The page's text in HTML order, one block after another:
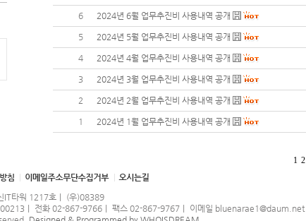
6 2024년 6월 업무추진비 사용내역 공개
5 2024년 5월 업무추진비 사용내역 공개
4 2024년 4월 업무추진비 사용내역 공개
3 2024년 3월 업무추진비 사용내역 공개
2 2024년 2월 업무추진비 사용내역 공개
1 2024년 1월 업무추진비 사용내역 공개
1 2
IT타워 1217호｜ (우)08389
00213｜ 전화 02-867-9766｜ 팩스 02-867-9767｜ 이메일 bluenarae1@daum.net